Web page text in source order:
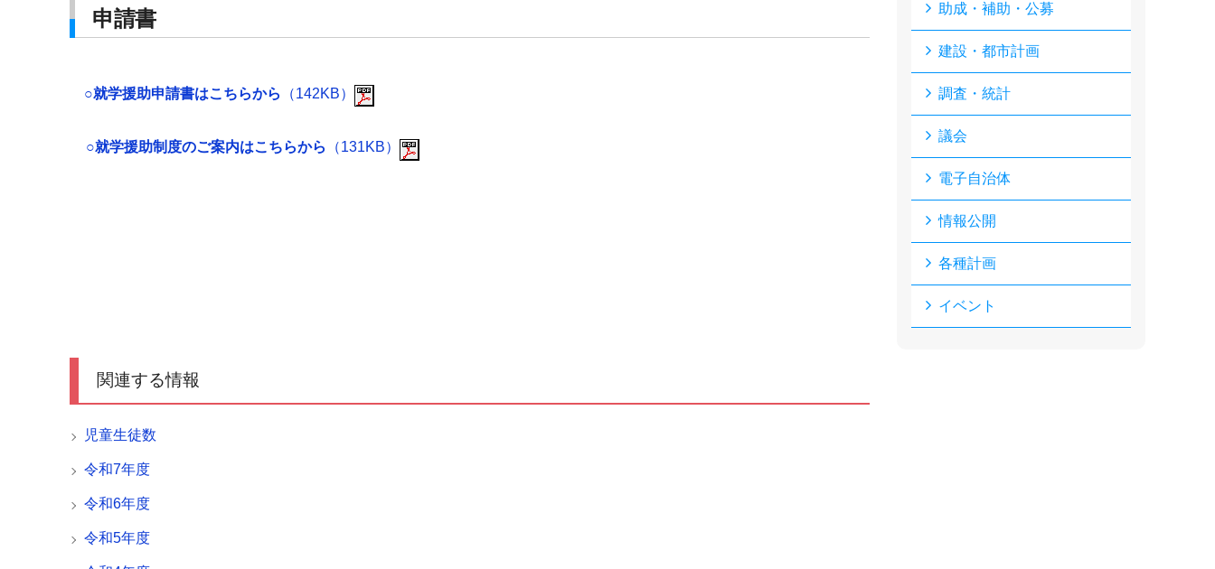
申請書
○就学援助申請書はこちらから （142KB）
○就学援助制度のご案内はこちらから （131KB）
関連する情報
児童生徒数
令和7年度
令和6年度
令和5年度
助成・補助・公募
建設・都市計画
調査・統計
議会
電子自治体
情報公開
各種計画
イベント